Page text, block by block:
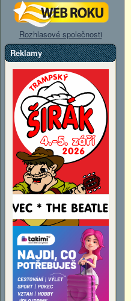
Rozhlasové společnosti
Reklamy